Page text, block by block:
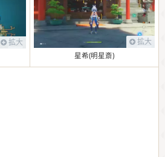
拡大 拡大
星希(明星斎)